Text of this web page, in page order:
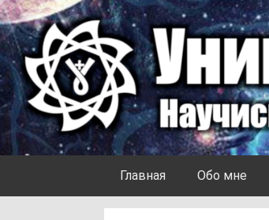
Университет Ноосферы
Главная Обо мне